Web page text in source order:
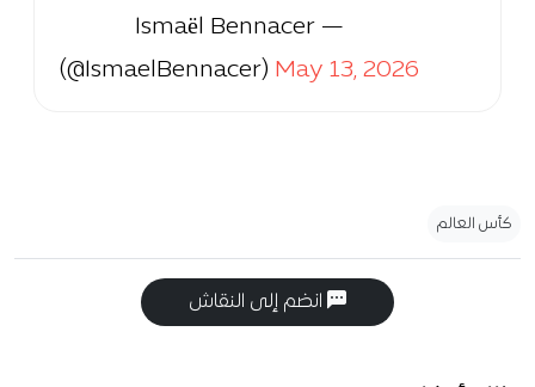
— Ismaël Bennacer
(@IsmaelBennacer) May 13, 2026
كأس العالم
انضم إلى النقاش